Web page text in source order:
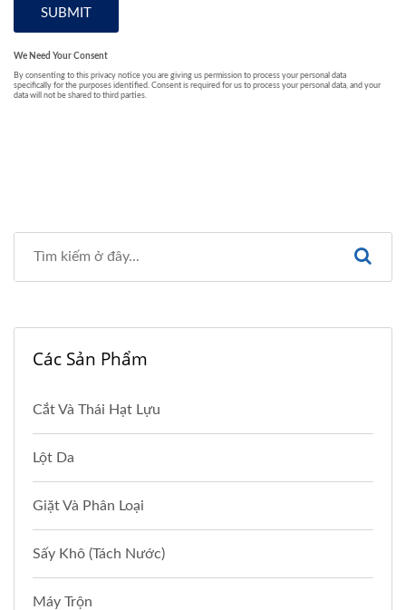
Các Sản Phẩm
Cắt Và Thái Hạt Lựu
Lột Da
Giặt Và Phân Loại
Sấy Khô (Tách Nước)
Máy Trộn